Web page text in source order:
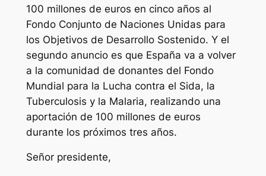
100 millones de euros en cinco años al
Fondo Conjunto de Naciones Unidas para
los Objetivos de Desarrollo Sostenido. Y el
segundo anuncio es que España va a volver
a la comunidad de donantes del Fondo
Mundial para la Lucha contra el Sida, la
Tuberculosis y la Malaria, realizando una
aportación de 100 millones de euros
durante los próximos tres años.
Señor presidente,